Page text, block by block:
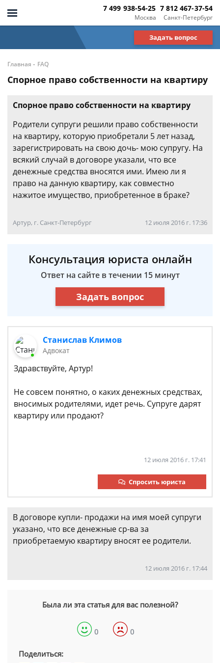
Москва
7 499 938-54-25
Санкт-Петербург
7 812 467-37-54
Задать вопрос
Главная - FAQ
Спорное право собственности на квартиру
Спорное право собственности на квартиру
Родители супруги решили право собственности
на квартиру, которую приобретали 5 лет назад,
зарегистрировать на свою дочь- мою супругу. На
всякий случай в договоре указали, что все
денежные средства вносятся ими. Имею ли я
право на данную квартиру, как совместно
нажитое имущество, приобретенное в браке?
Артур, г. Санкт-Петербург 12 июля 2016 г. 17:36
Консультация юриста онлайн
Ответ на сайте в течении 15 минут
Задать вопрос
Станислав Климов
Адвокат
Здравствуйте, Артур!
Не совсем понятно, о каких денежных средствах,
вносимых родителями, идет речь. Супруге дарят
квартиру или продают?
12 июля 2016 г. 17:41
Спросить юриста
В договоре купли- продажи на имя моей супруги
указано, что все денежные ср-ва за
приобретаемую квартиру вносят ее родители.
12 июля 2016 г. 17:44
Была ли эта статья для вас полезной?
0 0
Поделиться: